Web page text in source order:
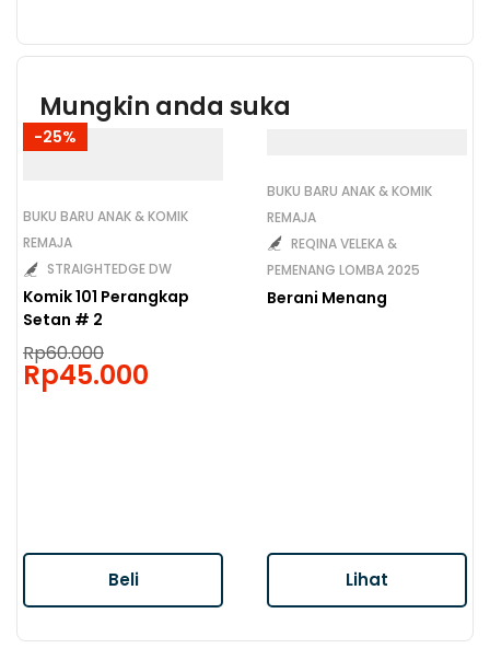
Mungkin anda suka
-25%
BUKU BARU ANAK & KOMIK
REMAJA
STRAIGHTEDGE DW
Komik 101 Perangkap
Setan # 2
Rp60.000
price
was:
Rp45.000
Beli
BUKU BARU ANAK & KOMIK
REMAJA
REQINA VELEKA &
PEMENANG LOMBA 2025
Berani Menang
Lihat